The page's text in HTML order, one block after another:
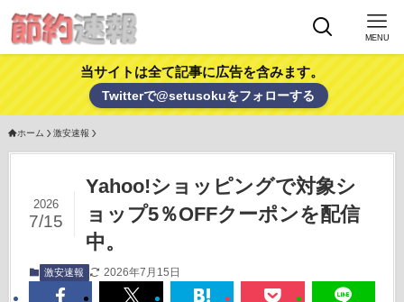
MENU
当サイトは全て記事に広告を含みます。
Twitterで@setusokuをフォローする
ホーム 激安速報
Yahoo!ショッピングで対象シ
ョップ5％OFFクーポンを配信
中。
2026
7/15
激安速報 2026年7月15日